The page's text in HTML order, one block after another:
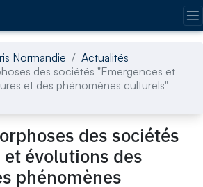
Normandie
Actualités
des sociétés "Emergences et
et des phénomènes culturels"
des sociétés
évolutions des
phénomènes